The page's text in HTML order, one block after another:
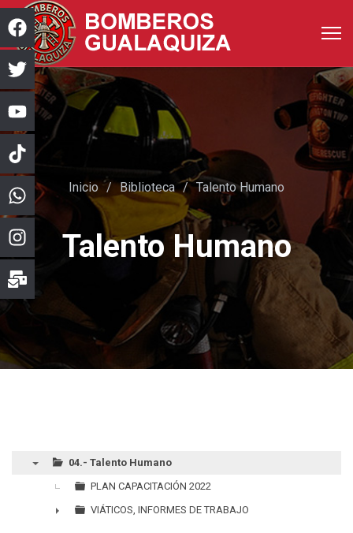
Talento Humano
Inicio Biblioteca Talento Humano
04.- Talento Humano
PLAN CAPACITACIÓN 2022
VIÁTICOS, INFORMES DE TRABAJO